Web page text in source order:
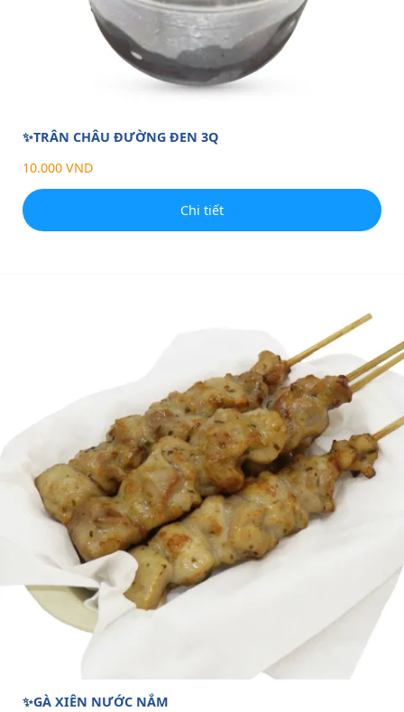
✨TRÂN CHÂU ĐƯỜNG ĐEN 3Q
10.000 VND
Chi tiết
✨GÀ XIÊN NƯỚC NẮM